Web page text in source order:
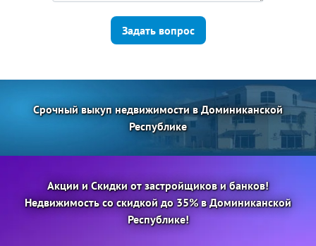
Задать вопрос
Срочный выкуп недвижимости в Доминиканской
Республике
Акции и Скидки от застройщиков и банков!
Недвижимость со скидкой до 35% в Доминиканской
Республике!